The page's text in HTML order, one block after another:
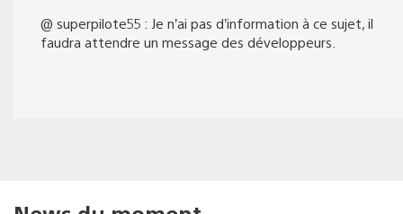
@ superpilote55 : Je n’ai pas d’information à ce sujet, il
faudra attendre un message des développeurs.